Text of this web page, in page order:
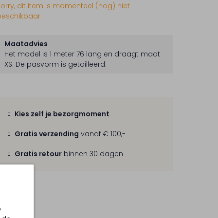
dit item is momenteel (nog) niet
Maatadvies
Het model is 1 meter 76 lang en draagt maat
XS. De pasvorm is getailleerd.
Kies zelf je bezorgmoment
Gratis verzending vanaf € 100,-
Gratis retour binnen 30 dagen